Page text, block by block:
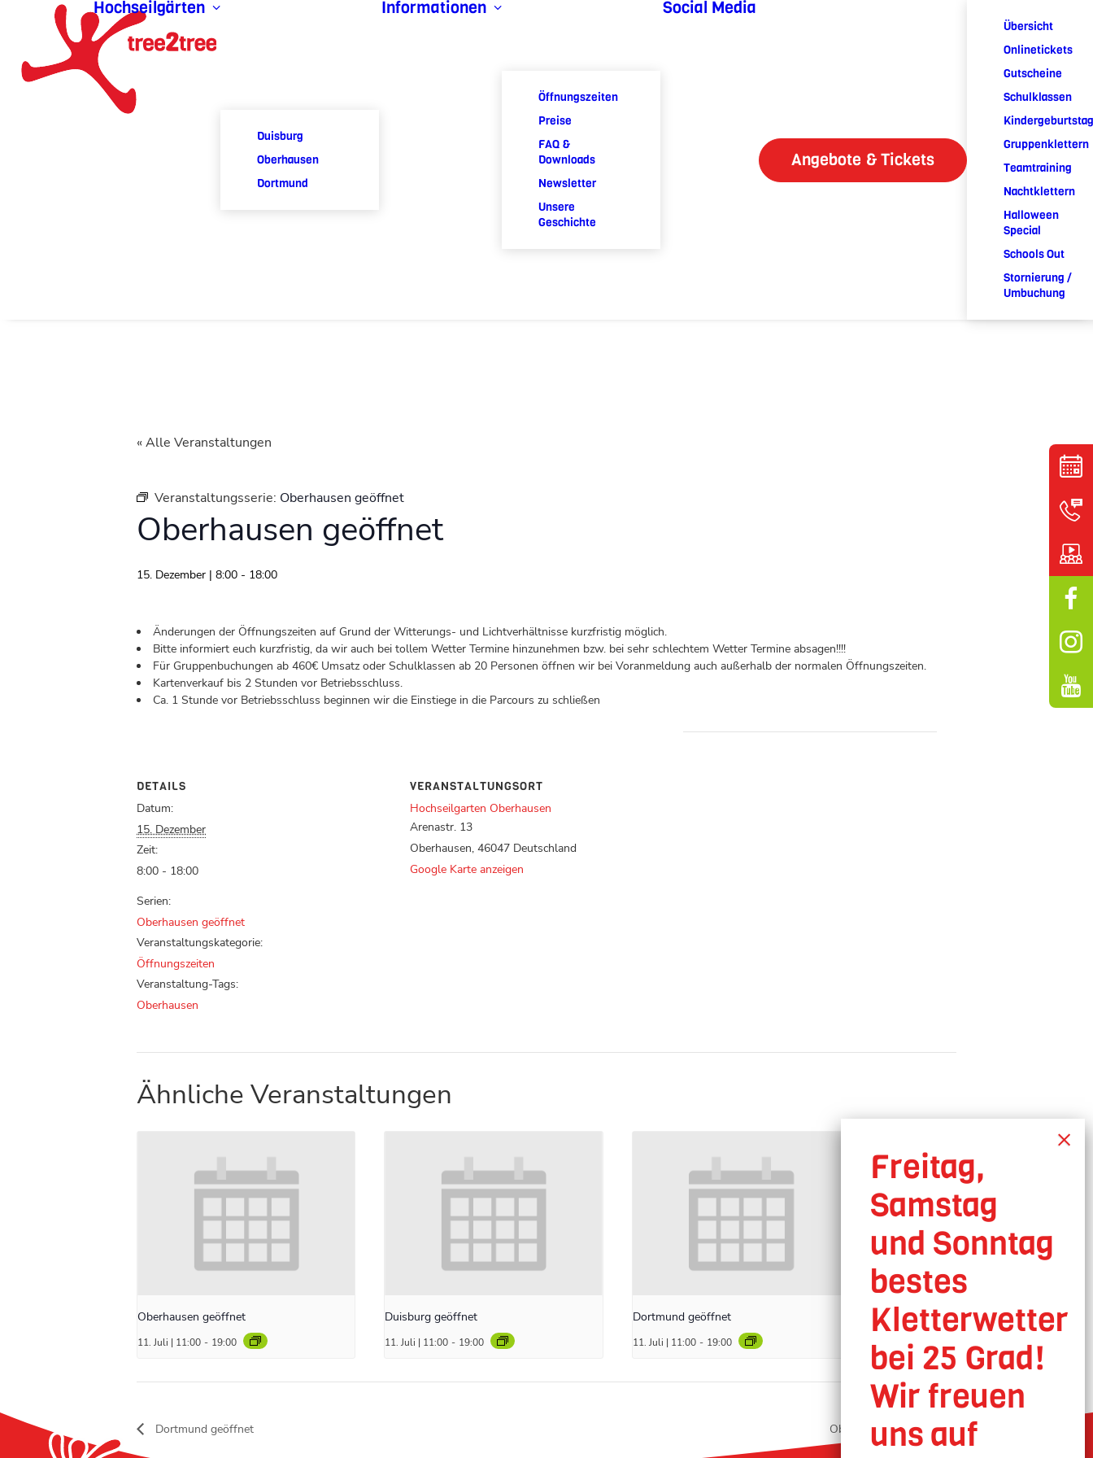
Hochseilgärten
Duisburg
Oberhausen
Dortmund
Informationen
Öffnungszeiten
Preise
FAQ &
Downloads
Newsletter
Unsere
Geschichte
Social Media
Angebote & Tickets
Übersicht
Onlinetickets
Gutscheine
Schulklassen
Kindergeburtstag
Gruppenklettern
Teamtraining
Nachtklettern
Halloween
Special
Schools Out
Stornierung /
Umbuchung
« Alle Veranstaltungen
Veranstaltungsserie: Oberhausen geöffnet
Oberhausen geöffnet
15. Dezember | 8:00 - 18:00
Änderungen der Öffnungszeiten auf Grund der Witterungs- und Lichtverhältnisse kurzfristig möglich.
Bitte informiert euch kurzfristig, da wir auch bei tollem Wetter Termine hinzunehmen bzw. bei sehr schlechtem Wetter Termine absagen!!!!
Für Gruppenbuchungen ab 460€ Umsatz oder Schulklassen ab 20 Personen öffnen wir bei Voranmeldung auch außerhalb der normalen Öffnungszeiten.
Kartenverkauf bis 2 Stunden vor Betriebsschluss.
Ca. 1 Stunde vor Betriebsschluss beginnen wir die Einstiege in die Parcours zu schließen
DETAILS
Datum:
15. Dezember
Zeit:
8:00 - 18:00
Serien:
Oberhausen geöffnet
Veranstaltungskategorie:
Öffnungszeiten
Veranstaltung-Tags:
Oberhausen
VERANSTALTUNGSORT
Hochseilgarten Oberhausen
Arenastr. 13
Oberhausen, 46047 Deutschland
Google Karte anzeigen
Ähnliche Veranstaltungen
Oberhausen geöffnet
11. Juli | 11:00 - 19:00
Duisburg geöffnet
11. Juli | 11:00 - 19:00
Dortmund geöffnet
11. Juli | 11:00 - 19:00
Dortmund geöffnet Oberhausen geöffnet